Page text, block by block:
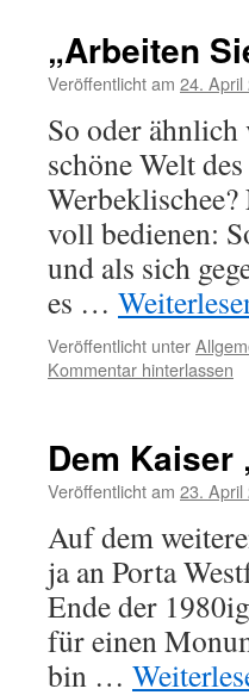
„Arbeiten
Veröffentlicht am 24. April
So oder
schöne Welt
voll bedienen:
und als sich
es …
Veröffentlicht unter
Kommentar hinterlassen
Dem Kaiser
Veröffentlicht am 23. April
Auf dem
ja an Porta
Ende der
für einen
bin …